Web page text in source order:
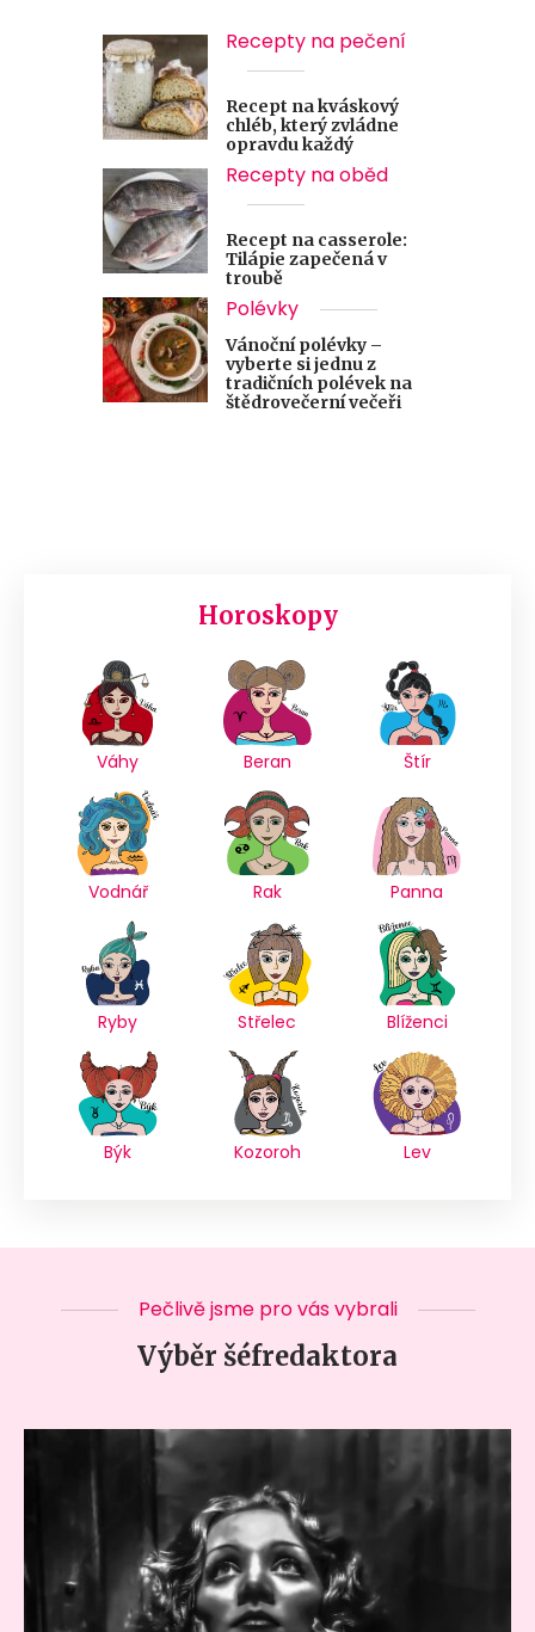
Recepty na pečení
Recept na kváskový
chléb, který zvládne
opravdu každý
Recepty na oběd
Recept na casserole:
Tilápie zapečená v
troubě
Polévky
Vánoční polévky –
vyberte si jednu z
tradičních polévek na
štědrovečerní večeři
Horoskopy
Váhy Beran Štír
Vodnář Rak Panna
Ryby Střelec Blíženci
Býk Kozoroh Lev
Pečlivě jsme pro vás vybrali
Výběr šéfredaktora